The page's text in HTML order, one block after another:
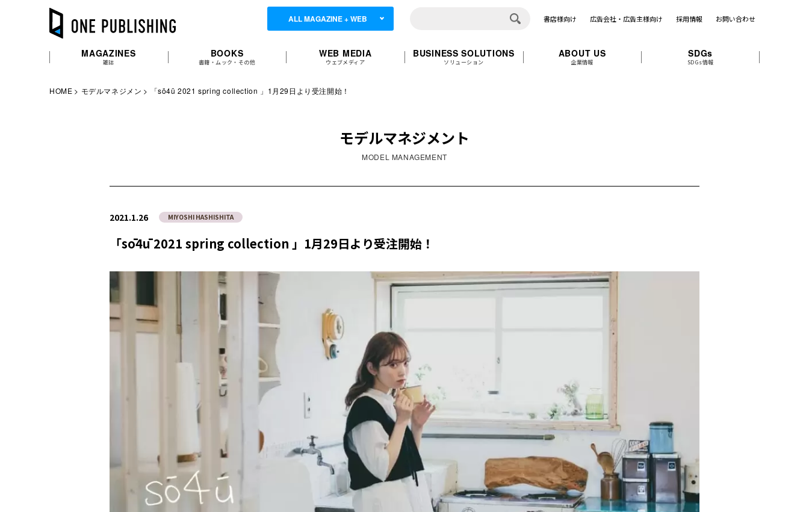
ALL MAGAZINE + WEB 書店様向け 広告会社・広告主様向け 採用情報 お問い合わせ
MAGAZINES
雑誌
BOOKS
書籍・ムック・その他
WEB MEDIA
ウェブメディア
BUSINESS SOLUTIONS
ソリューション
ABOUT US
企業情報
SDGs
SDGs情報
HOME モデルマネジメン 「sō4ū 2021 spring collection 」1月29日より受注開始！
モデルマネジメント
MODEL MANAGEMENT
2021.1.26 MIYOSHI HASHISHITA
「sō4ū 2021 spring collection 」1月29日より受注開始！